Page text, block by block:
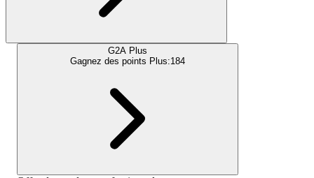
G2A Plus
Gagnez des points Plus:184